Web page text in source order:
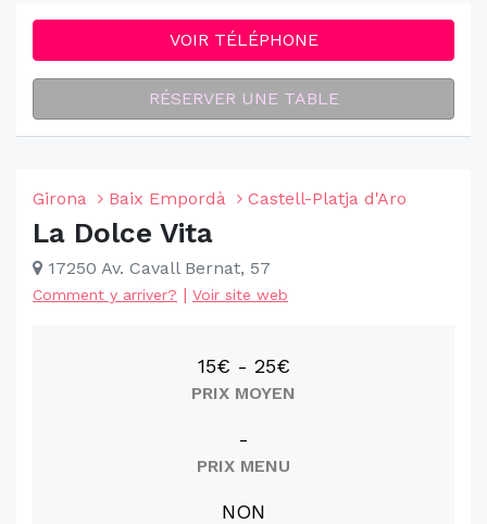
VOIR TÉLÉPHONE
RÉSERVER UNE TABLE
Girona Baix Empordà Castell-Platja d'Aro
La Dolce Vita
17250 Av. Cavall Bernat, 57
Comment y arriver? | Voir site web
15€ - 25€
PRIX MOYEN
-
PRIX MENU
NON